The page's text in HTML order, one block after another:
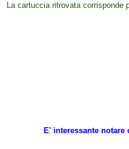
La cartuccia ritrovata corrisponde
E' interessante